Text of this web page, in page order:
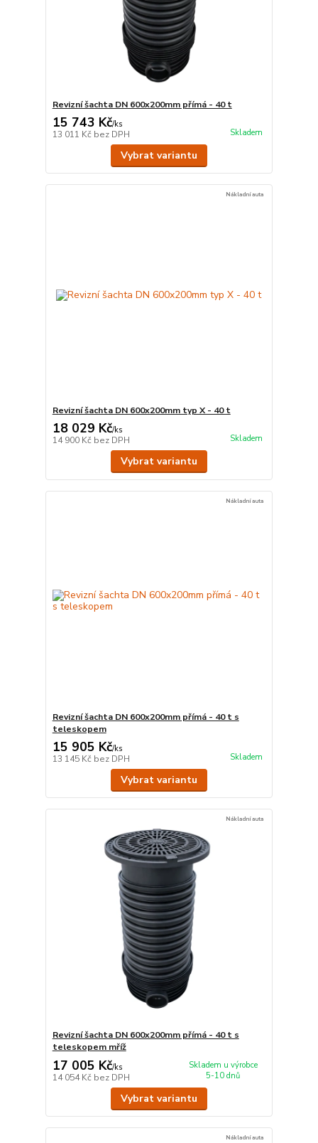
Revizní šachta DN 600x200mm přímá - 40 t
15 743 Kč/ks
13 011 Kč bez DPH Skladem
Vybrat variantu
Nákladní auta
Revizní šachta DN 600x200mm typ X - 40 t
18 029 Kč/ks
14 900 Kč bez DPH Skladem
Vybrat variantu
Nákladní auta
Revizní šachta DN 600x200mm přímá - 40 t s
teleskopem
15 905 Kč/ks
13 145 Kč bez DPH Skladem
Vybrat variantu
Nákladní auta
Revizní šachta DN 600x200mm přímá - 40 t s
teleskopem mříž
17 005 Kč/ks
14 054 Kč bez DPH
Skladem u výrobce
5-10 dnů
Vybrat variantu
Nákladní auta